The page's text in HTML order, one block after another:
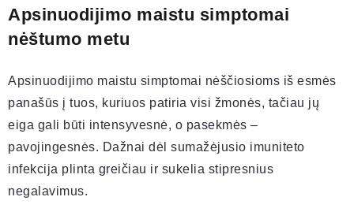
Apsinuodijimo maistu simptomai
nėštumo metu
Apsinuodijimo maistu simptomai nėščiosioms iš esmės
panašūs į tuos, kuriuos patiria visi žmonės, tačiau jų
eiga gali būti intensyvesnė, o pasekmės –
pavojingesnės. Dažnai dėl sumažėjusio imuniteto
infekcija plinta greičiau ir sukelia stipresnius
negalavimus.